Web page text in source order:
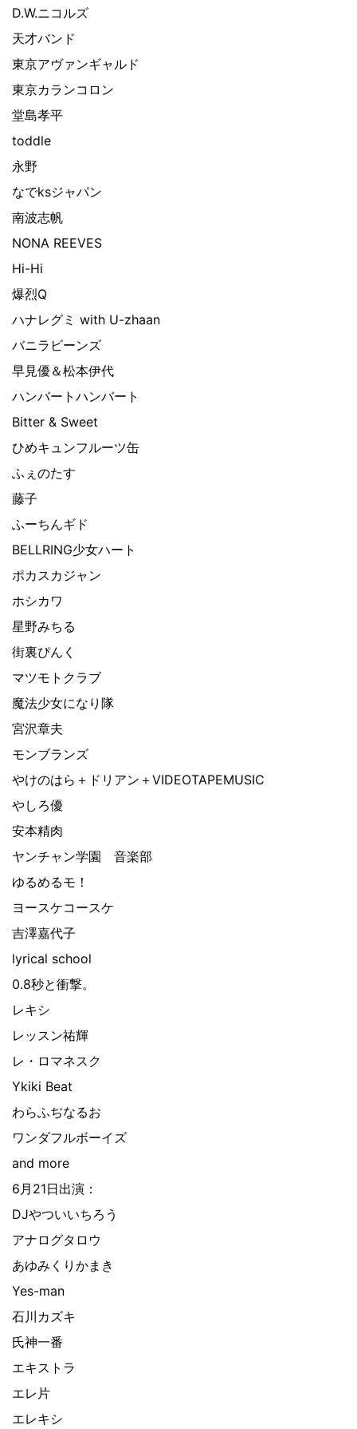
D.W.ニコルズ
天才バンド
東京アヴァンギャルド
東京カランコロン
堂島孝平
toddle
永野
なでksジャパン
南波志帆
NONA REEVES
Hi-Hi
爆烈Q
ハナレグミ with U-zhaan
バニラビーンズ
早見優＆松本伊代
ハンバートハンバート
Bitter & Sweet
ひめキュンフルーツ缶
ふぇのたす
藤子
ふーちんギド
BELLRING少女ハート
ポカスカジャン
ホシカワ
星野みちる
街裏ぴんく
マツモトクラブ
魔法少女になり隊
宮沢章夫
モンブランズ
やけのはら＋ドリアン＋VIDEOTAPEMUSIC
やしろ優
安本精肉
ヤンチャン学園 音楽部
ゆるめるモ！
ヨースケコースケ
吉澤嘉代子
lyrical school
0.8秒と衝撃。
レキシ
レッスン祐輝
レ・ロマネスク
Ykiki Beat
わらふぢなるお
ワンダフルボーイズ
and more
6月21日出演：
DJやついいちろう
アナログタロウ
あゆみくりかまき
Yes-man
石川カズキ
氏神一番
エキストラ
エレ片
エレキシ